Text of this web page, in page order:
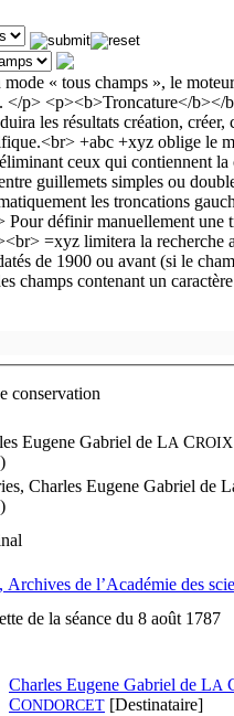
conservation
Eugene Gabriel de LA C
Charles Eugene Gabriel de
Archives de l’Académie des
de la séance du 8 août 1787
Charles Eugene Gabriel de LA
CONDORCET [Destinataire]